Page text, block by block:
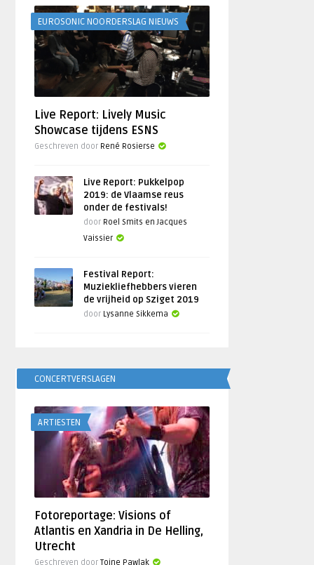
EUROSONIC NOORDERSLAG NIEUWS
Live Report: Lively Music
Showcase tijdens ESNS
Geschreven door René Rosierse
Live Report: Pukkelpop
2019: de Vlaamse reus
onder de festivals!
door Roel Smits en Jacques
Vaissier
Festival Report:
Muziekliefhebbers vieren
de vrijheid op Sziget 2019
door Lysanne Sikkema
CONCERTVERSLAGEN
ARTIESTEN
Fotoreportage: Visions of
Atlantis en Xandria in De Helling,
Utrecht
Geschreven doorToine Pawlak